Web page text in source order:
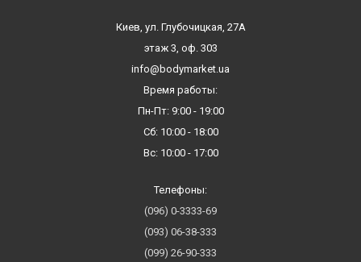
Киев, ул. Глубочицкая, 27А
этаж 3, оф. 303
info@bodymarket.ua
Время работы:
Пн-Пт: 9:00 - 19:00
Сб: 10:00 - 18:00
Вс: 10:00 - 17:00
Телефоны:
(096) 0-3333-69
(093) 06-38-333
(099) 26-90-333